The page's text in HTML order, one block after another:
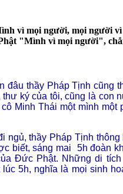
vì mọi người, mọi người
"Mình vì mọi người",
thầy Pháp Tịnh cũng
ký của tôi, cũng là con
Minh Thái một mình một
ngủ, thầy Pháp Tịnh
biết, sáng mai 5h đoàn
Đức Phật. Những di tích
5h, nghĩa là mọi sinh